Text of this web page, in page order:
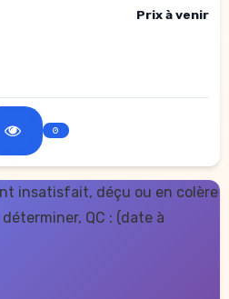
Prix à venir